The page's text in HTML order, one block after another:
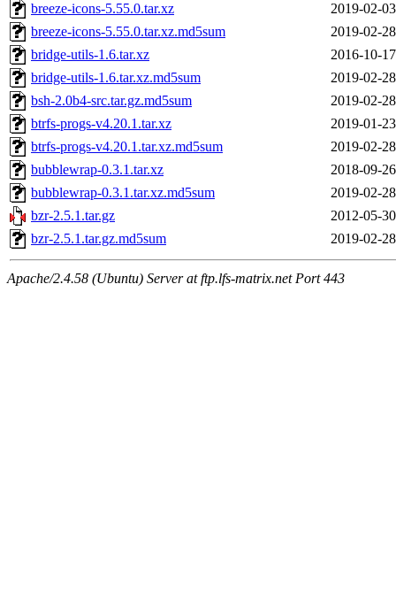
breeze-icons-5.55.0.tar.xz
2019-02-
breeze-icons-5.55.0.tar.xz.md5sum
2019-02-
bridge-utils-1.6.tar.xz
2016-10-
bridge-utils-1.6.tar.xz.md5sum
2019-02-
bsh-2.0b4-src.tar.gz.md5sum
2019-02-
btrfs-progs-v4.20.1.tar.xz
2019-01-
btrfs-progs-v4.20.1.tar.xz.md5sum
2019-02-
bubblewrap-0.3.1.tar.xz
2018-09-
bubblewrap-0.3.1.tar.xz.md5sum
2019-02-
bzr-2.5.1.tar.gz
2012-05-
bzr-2.5.1.tar.gz.md5sum
2019-02-
Apache/2.4.58 (Ubuntu) Server at ftp.lfs-matrix.net Port 443